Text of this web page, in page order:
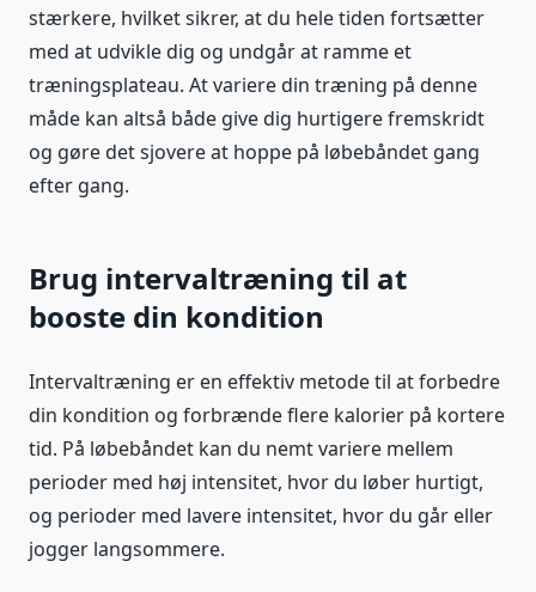
stærkere, hvilket sikrer, at du hele tiden fortsætter
med at udvikle dig og undgår at ramme et
træningsplateau. At variere din træning på denne
måde kan altså både give dig hurtigere fremskridt
og gøre det sjovere at hoppe på løbebåndet gang
efter gang.
Brug intervaltræning til at
booste din kondition
Intervaltræning er en effektiv metode til at forbedre
din kondition og forbrænde flere kalorier på kortere
tid. På løbebåndet kan du nemt variere mellem
perioder med høj intensitet, hvor du løber hurtigt,
og perioder med lavere intensitet, hvor du går eller
jogger langsommere.